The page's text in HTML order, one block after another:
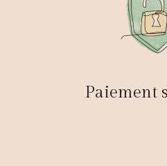
Paiement